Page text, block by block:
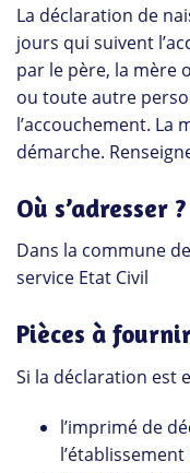
La déclaration de
jours qui suivent
par le père, la mère
ou toute autre
l’accouchement.
démarche.
Où s’adresser ?
Dans la commune
service Etat Civil
Pièces à
Si la déclaration est
l’imprimé de